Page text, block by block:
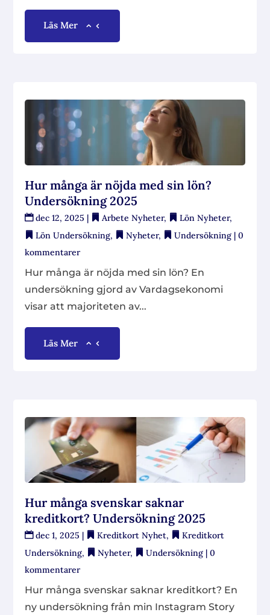
Läs Mer
Hur många är nöjda med sin lön?
Undersökning 2025
dec 12, 2025 | Arbete Nyheter, Lön Nyheter,
Lön Undersökning, Nyheter, Undersökning | 0
kommentarer
Hur många är nöjda med sin lön? En
undersökning gjord av Vardagsekonomi
visar att majoriteten av...
Läs Mer
Hur många svenskar saknar
kreditkort? Undersökning 2025
dec 1, 2025 | Kreditkort Nyhet,
Kreditkort
Undersökning, Nyheter, Undersökning | 0
kommentarer
Hur många svenskar saknar kreditkort? En
ny undersökning från min Instagram Story